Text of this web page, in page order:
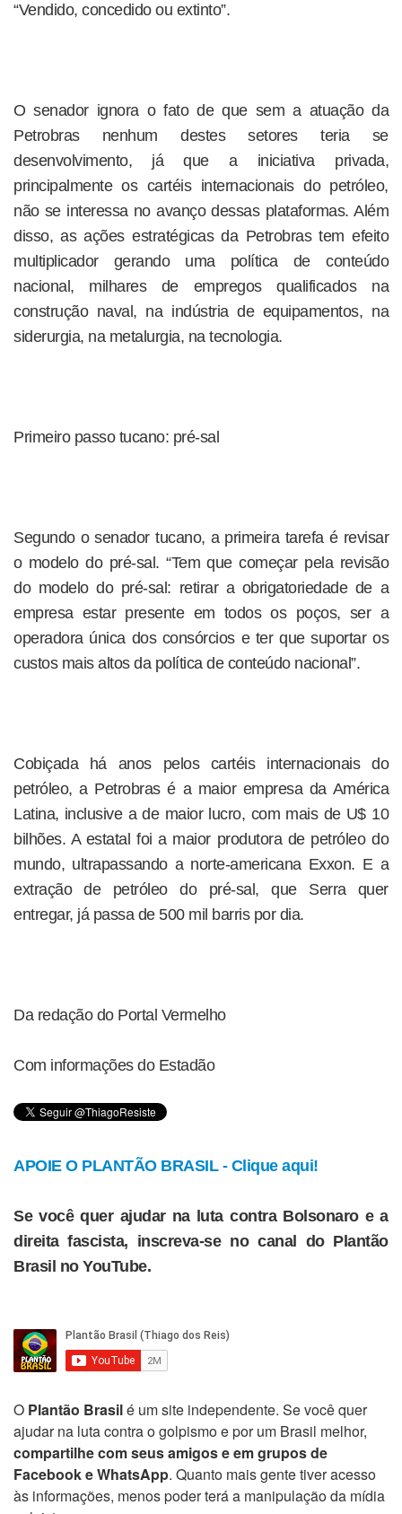
“Vendido, concedido ou extinto”.
O senador ignora o fato de que sem a atuação da
Petrobras nenhum destes setores teria se
desenvolvimento, já que a iniciativa privada,
principalmente os cartéis internacionais do petróleo,
não se interessa no avanço dessas plataformas. Além
disso, as ações estratégicas da Petrobras tem efeito
multiplicador gerando uma política de conteúdo
nacional, milhares de empregos qualificados na
construção naval, na indústria de equipamentos, na
siderurgia, na metalurgia, na tecnologia.
Primeiro passo tucano: pré-sal
Segundo o senador tucano, a primeira tarefa é revisar
o modelo do pré-sal. “Tem que começar pela revisão
do modelo do pré-sal: retirar a obrigatoriedade de a
empresa estar presente em todos os poços, ser a
operadora única dos consórcios e ter que suportar os
custos mais altos da política de conteúdo nacional”.
Cobiçada há anos pelos cartéis internacionais do
petróleo, a Petrobras é a maior empresa da América
Latina, inclusive a de maior lucro, com mais de U$ 10
bilhões. A estatal foi a maior produtora de petróleo do
mundo, ultrapassando a norte-americana Exxon. E a
extração de petróleo do pré-sal, que Serra quer
entregar, já passa de 500 mil barris por dia.
Da redação do Portal Vermelho
Com informações do Estadão
APOIE O PLANTÃO BRASIL - Clique aqui!
Se você quer ajudar na luta contra Bolsonaro e a
direita fascista, inscreva-se no canal do Plantão
Brasil no YouTube.
O Plantão Brasilé um site independente. Se você quer
ajudar na luta contra o golpismo e por um Brasil melhor,
compartilhe com seus amigos e em grupos de
Facebook e WhatsApp. Quanto mais gente tiver acesso
às informações, menos poder terá a manipulação da mídia